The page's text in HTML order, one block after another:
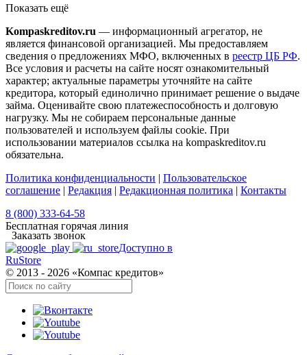
Показать ещё
Kompaskreditov.ru — информационный агрегатор, не
является финансовой организацией. Мы предоставляем
сведения о предложениях МФО, включенных в реестр ЦБ РФ.
Все условия и расчеты на сайте носят ознакомительный
характер; актуальные параметры уточняйте на сайте
кредитора, который единолично принимает решение о выдаче
займа. Оценивайте свою платежеспособность и долговую
нагрузку. Мы не собираем персональные данные
пользователей и используем файлы cookie. При
использовании материалов ссылка на kompaskreditov.ru
обязательна.
Политика конфиденциальности | Пользовательское
соглашение | Редакция | Редакционная политика | Контакты
8 (800) 333-64-58
Бесплатная горячая линия
Заказать звонок
Доступно в
RuStore
© 2013 - 2026 «Компас кредитов»